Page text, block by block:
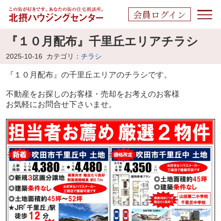
会員ログイン
『１０月配布』千里丘エリアチラシ
2025-10-16 カテゴリ： チラシ
『１０月配布』の千里丘エリアのチラシです。
不動産をお探しのお客様・売却をお考えのお客様
お気軽にお問合せ下さいませ。